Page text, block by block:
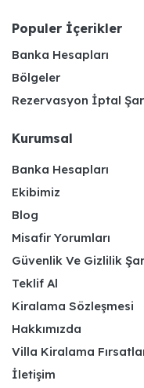
Populer İçerikler
Banka Hesapları
Bölgeler
Rezervasyon İptal
Kurumsal
Banka Hesapları
Ekibimiz
Blog
Misafir Yorumları
Güvenlik Ve Gizlilik
Teklif Al
Kiralama Sözleşmesi
Hakkımızda
Villa Kiralama
İletişim